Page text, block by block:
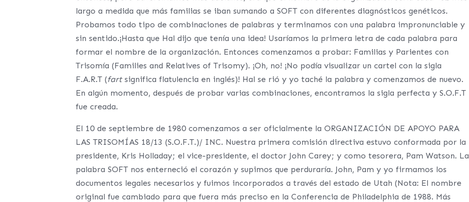
largo a medida que más familias se iban sumando a SOFT con diferentes diagnósticos genéticos.
Probamos todo tipo de combinaciones de palabras y terminamos con una palabra impronunciable y
sin sentido.¡Hasta que Hal dijo que tenía una idea! Usaríamos la primera letra de cada palabra para
formar el nombre de la organización. Entonces comenzamos a probar: Familias y Parientes con
Trisomía (Families and Relatives of Trisomy). ¡Oh, no! ¡No podía visualizar un cartel con la sigla
F.A.R.T (fartsignifica flatulencia en inglés)! Hal se rió y yo taché la palabra y comenzamos de nuevo.
En algún momento, después de probar varias combinaciones, encontramos la sigla perfecta y S.O.F.T
fue creada.
El 10 de septiembre de 1980 comenzamos a ser oficialmente la ORGANIZACIÓN DE APOYO PARA
LAS TRISOMÍAS 18/13 (S.O.F.T.)/ INC. Nuestra primera comisión directiva estuvo conformada por la
presidente, Kris Holladay; el vice-presidente, el doctor John Carey; y como tesorera, Pam Watson. La
palabra SOFT nos enterneció el corazón y supimos que perduraría. John, Pam y yo firmamos los
documentos legales necesarios y fuimos incorporados a través del estado de Utah (Nota: El nombre
original fue cambiado para que fuera más preciso en la Conferencia de Philadelphia de 1988. Más